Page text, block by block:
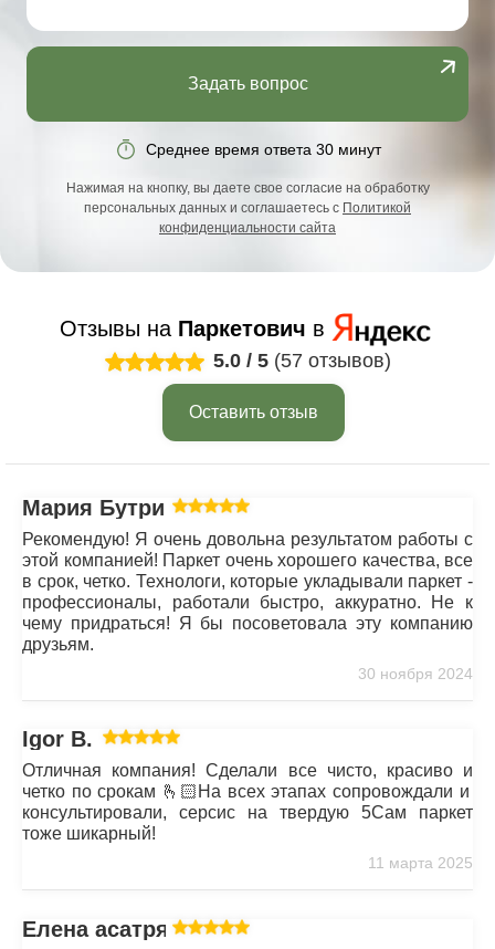
Задать вопрос
Среднее время ответа 30 минут
Нажимая на кнопку, вы даете свое согласие на обработку
персональных данных и соглашаетесь с Политикой
конфиденциальности сайта
Отзывы на Паркетович в
5.0 / 5 (57 отзывов)
Оставить отзыв
Мария Бутрим
Рекомендую! Я очень довольна результатом работы с
этой компанией! Паркет очень хорошего качества, все
в срок, четко. Технологи, которые укладывали паркет -
профессионалы, работали быстро, аккуратно. Не к
чему придраться! Я бы посоветовала эту компанию
друзьям.
30 ноября 2024
Igor B.
Отличная компания! Сделали все чисто, красиво и
четко по срокам 🫰🏻На всех этапах сопровождали и
консультировали, серсис на твердую 5Сам паркет
тоже шикарный!
11 марта 2025
Елена асатрян